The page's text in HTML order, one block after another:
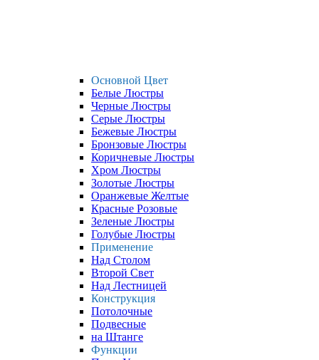
Основной Цвет
Белые Люстры
Черные Люстры
Серые Люстры
Бежевые Люстры
Бронзовые Люстры
Коричневые Люстры
Хром Люстры
Золотые Люстры
Оранжевые Желтые
Красные Розовые
Зеленые Люстры
Голубые Люстры
Применение
Над Столом
Второй Свет
Над Лестницей
Конструкция
Потолочные
Подвесные
на Штанге
Функции